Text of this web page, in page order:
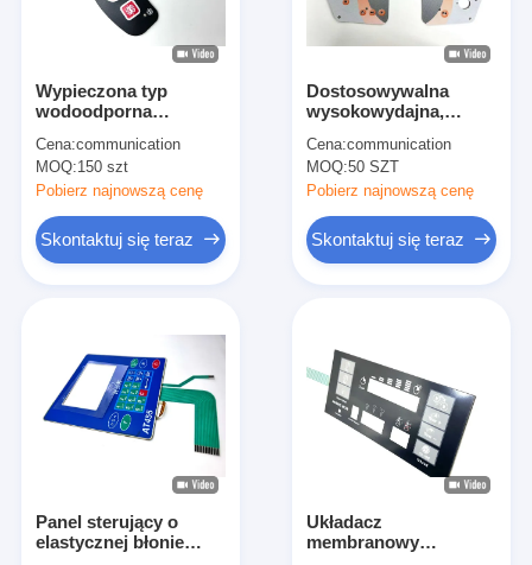
Wypieczona typ
wodoodporna
przełączniki światło
LED do sterownika
badawczego
Cena:communication
MOQ:150 szt
Pobierz najnowszą cenę
Skontaktuj się teraz
Dostosowywalna
wysokowydajna,
klawiatura
membranowa z złotą
kopułą metalową
Cena:communication
MOQ:50 SZT
Pobierz najnowszą cenę
Skontaktuj się teraz
Panel sterujący o
elastycznej błonie
Układacz
membranowy